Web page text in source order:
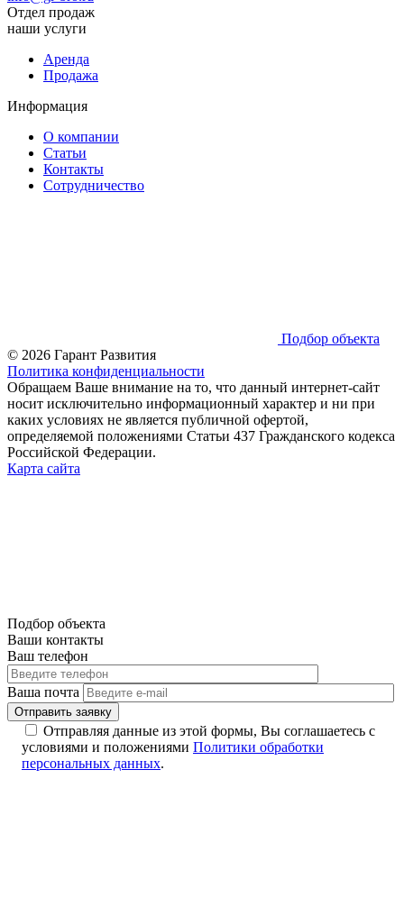
Отдел продаж
наши услуги
Аренда
Продажа
Информация
О компании
Статьи
Контакты
Сотрудничество
Подбор объекта
© 2026 Гарант Развития
Политика конфиденциальности
Обращаем Ваше внимание на то, что данный интернет-сайт
носит исключительно информационный характер и ни при
каких условиях не является публичной офертой,
определяемой положениями Статьи 437 Гражданского кодекса
Российской Федерации.
Карта сайта
Подбор объекта
Ваши контакты
Ваш телефон
Ваша почта
Отправляя данные из этой формы, Вы соглашаетесь с
условиями и положениями Политики обработки
персональных данных.